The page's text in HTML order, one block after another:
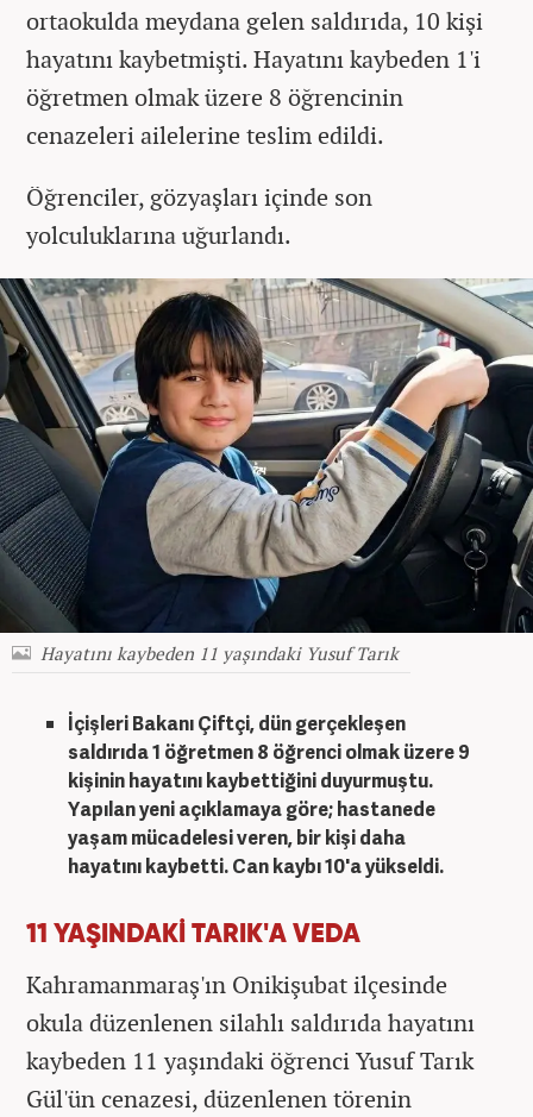
ortaokulda meydana gelen saldırıda, 10 kişi
hayatını kaybetmişti. Hayatını kaybeden 1'i
öğretmen olmak üzere 8 öğrencinin
cenazeleri ailelerine teslim edildi.
Öğrenciler, gözyaşları içinde son
yolculuklarına uğurlandı.
Hayatını kaybeden 11 yaşındaki Yusuf Tarık
İçişleri Bakanı Çiftçi, dün gerçekleşen
saldırıda 1 öğretmen 8 öğrenci olmak üzere 9
kişinin hayatını kaybettiğini duyurmuştu.
Yapılan yeni açıklamaya göre; hastanede
yaşam mücadelesi veren, bir kişi daha
hayatını kaybetti. Can kaybı 10'a yükseldi.
11 YAŞINDAKİ TARIK'A VEDA
Kahramanmaraş'ın Onikişubat ilçesinde
okula düzenlenen silahlı saldırıda hayatını
kaybeden 11 yaşındaki öğrenci Yusuf Tarık
Gül'ün cenazesi, düzenlenen törenin